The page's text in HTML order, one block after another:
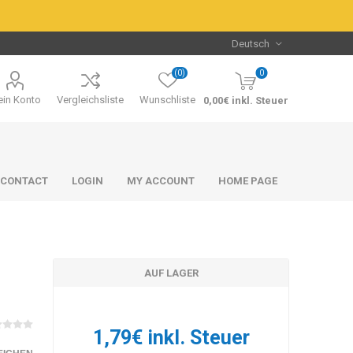
Konto Vergleichsliste Wunschliste
(0) 0
0,00€ inkl. Steuer
CONTACT LOGIN MY ACCOUNT HOME PAGE
AUF LAGER
1,79€ inkl. Steuer